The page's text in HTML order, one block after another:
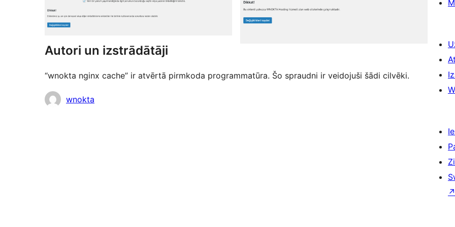
Autori un izstrādātāji
“wnokta nginx cache” ir atvērtā pirmkoda programmatūra. Šo spraudni ir veidojuši šādi cilvēki.
Līdzdalībnieki
wnokta
↗